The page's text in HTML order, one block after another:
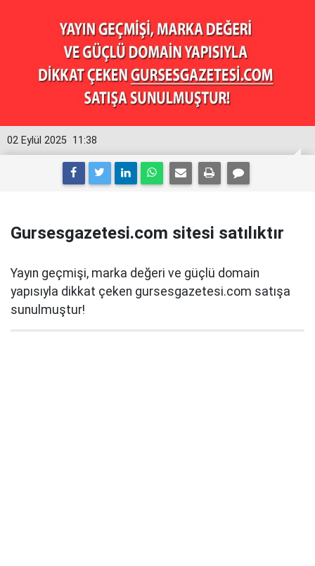
11:38
02 Eylül 2025
Gursesgazetesi.com sitesi satılıktır
Yayın geçmişi, marka değeri ve güçlü domain
yapısıyla dikkat çeken gursesgazetesi.com satışa
sunulmuştur!